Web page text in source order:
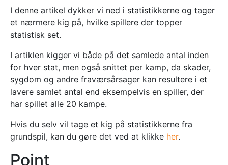
I denne artikel dykker vi ned i statistikkerne og tager
et nærmere kig på, hvilke spillere der topper
statistisk set.
I artiklen kigger vi både på det samlede antal inden
for hver stat, men også snittet per kamp, da skader,
sygdom og andre fraværsårsager kan resultere i et
lavere samlet antal end eksempelvis en spiller, der
har spillet alle 20 kampe.
Hvis du selv vil tage et kig på statistikkerne fra
grundspil, kan du gøre det ved at klikke her.
Point